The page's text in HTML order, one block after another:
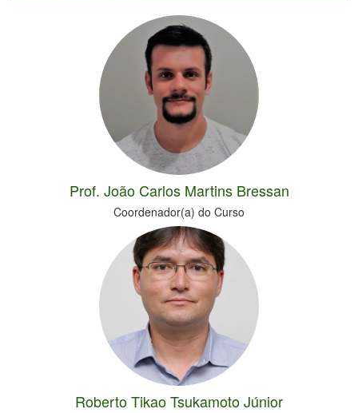
Prof. João Carlos Martins Bressan
Coordenador(a) do Curso
Roberto Tikao Tsukamoto Júnior